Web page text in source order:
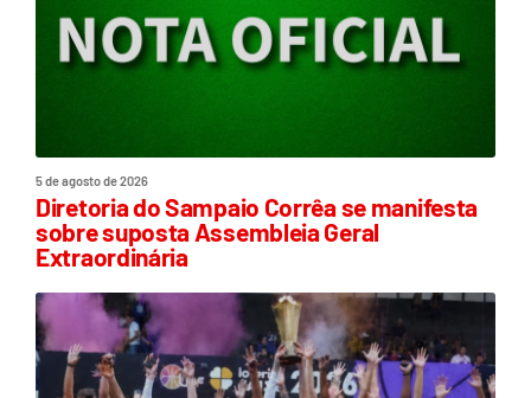
5 de agosto de 2026
Diretoria do Sampaio Corrêa se manifesta
sobre suposta Assembleia Geral
Extraordinária